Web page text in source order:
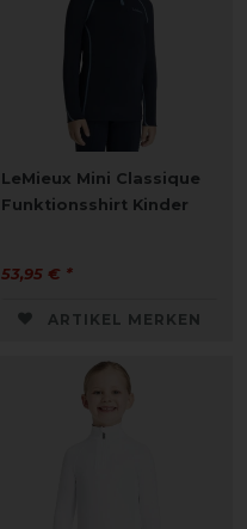
LeMieux Mini Classique
Funktionsshirt Kinder
53,95 € *
ARTIKEL MERKEN